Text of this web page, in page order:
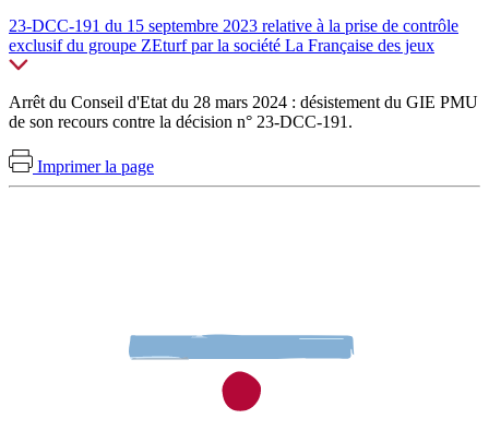
23-DCC-191 du 15 septembre 2023 relative à la prise de contrôle
exclusif du groupe ZEturf par la société La Française des jeux
Arrêt du Conseil d'Etat du 28 mars 2024 : désistement du GIE PMU
de son recours contre la décision n° 23-DCC-191.
Imprimer la page